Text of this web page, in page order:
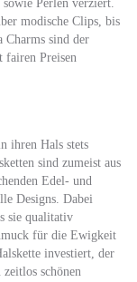
Perlen verziert.
modische Clips, bis
Charms sind der
fairen Preisen
ihren Hals stets
sind zumeist aus
Edel- und
Designs. Dabei
sie qualitativ
für die Ewigkeit
investiert, der
schönen